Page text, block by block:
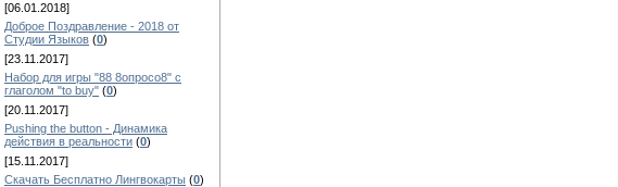
[06.01.2018]
Доброе Поздравление - 2018 от
Студии Языков (0)
[23.11.2017]
Набор для игры "88 8опросо8" с
глаголом "to buy" (0)
[20.11.2017]
Pushing the button - Динамика
действия в реальности (0)
[15.11.2017]
Скачать Бесплатно Лингвокарты (0)